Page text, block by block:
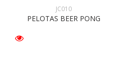
JC010
PELOTAS BEER PONG